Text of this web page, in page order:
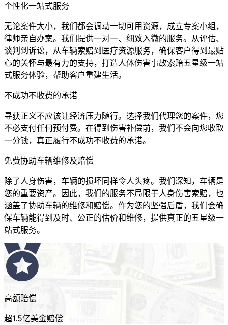
个性化一站式服务
无论案件大小，我们都会调动一切可用资源，成立专案小组，
律师亲自办案。我们提供一对一、细致入微的服务。从评估、
谈判到诉讼，从车辆索赔到医疗资源服务，确保客户得到最贴
心的关怀与最有力的支持，打造人体伤害事故索赔五星级一站
式服务体验，帮助客户重建生活。
不成功不收费的承诺
寻获正义不应该让经济压力随行。选择我们代理您的案件，您
不必支付任何预付费。在得到伤害补偿前，我们不会向您收取
一分钱，真正履行不成功不收费的承诺。
免费协助车辆维修及赔偿
除了人身伤害，车辆的损坏同样令人头疼。我们深知，车辆是
您的重要资产。因此，我们的服务不局限于人身伤害索赔，也
涵盖了协助车辆的维修和赔偿。作为您的坚强后盾，我们会确
保车辆能得到及时、公正的估价和维修，提供真正的五星级一
站式服务。
高额赔偿
超1.5亿美金赔偿